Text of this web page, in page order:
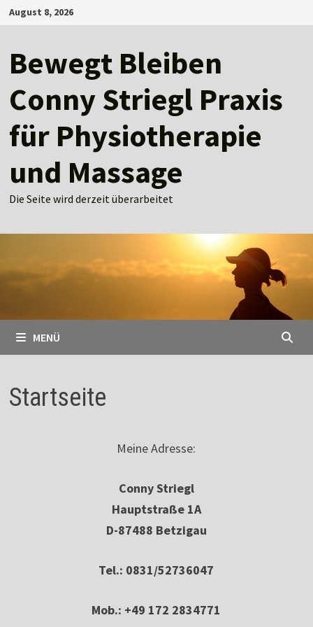
Zum
Inhalt
August 8, 2026
Bewegt Bleiben
Conny Striegl Praxis
für Physiotherapie
und Massage
Die Seite wird derzeit überarbeitet
MENÜ
Startseite
Meine Adresse:
Conny Striegl
Hauptstraße 1A
D-87488 Betzigau
Tel.: 0831/52736047
Mob.: +49 172 2834771